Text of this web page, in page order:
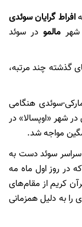
افراط گرایان سوئدی
شهرمالمو در سوئد
گذشته چند مرتبه،
سوئدی هنگامی
شهر «اوپسالا» در
مواجه شد.
سراسر سوئد دست به
در روز اول ماه مه
کریم از مقام‌های
به دلیل همزمانی